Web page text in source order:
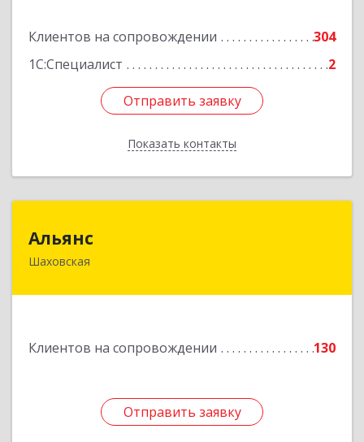
Клиентов на сопровождении
304
1С:Специалист
2
Отправить заявку
Показать контакты
Подробнее
Отправить заявку
Назад
Альянс
Шаховская
Клиентов на сопровождении 130
Отправить заявку
143700, Московская обл, Шаховской р-н,
Отправить заявку